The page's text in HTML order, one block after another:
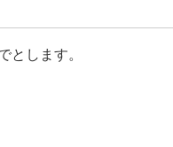
とします。